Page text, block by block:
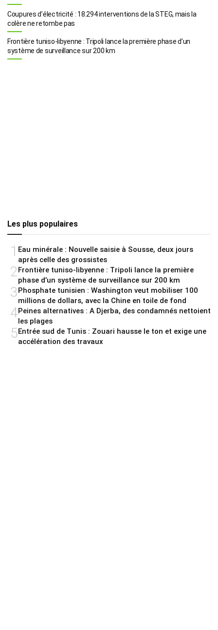
Coupures d’électricité : 18.294 interventions de la STEG, mais la
colère ne retombe pas
Frontière tuniso-libyenne : Tripoli lance la première phase d’un
système de surveillance sur 200 km
Les plus populaires
1 Eau minérale : Nouvelle saisie à Sousse, deux jours
après celle des grossistes
2Frontière tuniso-libyenne : Tripoli lance la première
phase d’un système de surveillance sur 200 km
3Phosphate tunisien : Washington veut mobiliser 100
millions de dollars, avec la Chine en toile de fond
4Peines alternatives : A Djerba, des condamnés nettoient
les plages
5Entrée sud de Tunis : Zouari hausse le ton et exige une
accélération des travaux